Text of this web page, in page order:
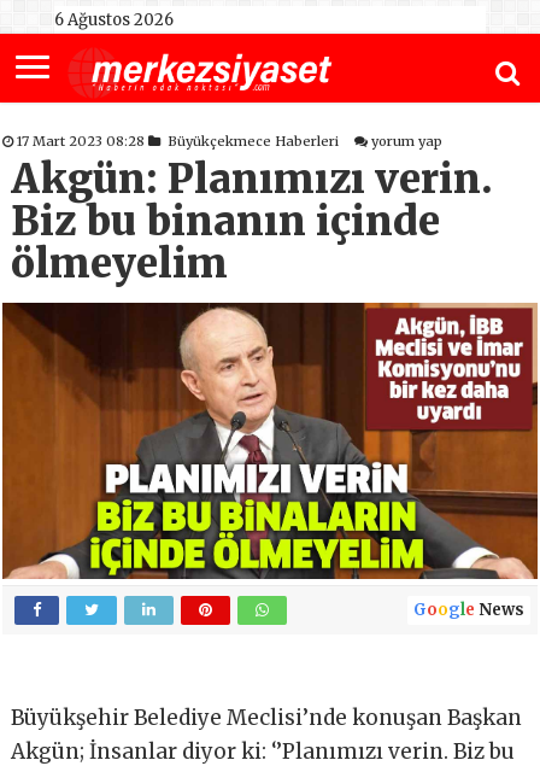
6 Ağustos 2026
17 Mart 2023 08:28 Büyükçekmece Haberleri yorum yap
Akgün: Planımızı verin.
Biz bu binanın içinde
ölmeyelim
Google News
Büyükşehir Belediye Meclisi’nde konuşan Başkan
Akgün; İnsanlar diyor ki: ‘’Planımızı verin. Biz bu